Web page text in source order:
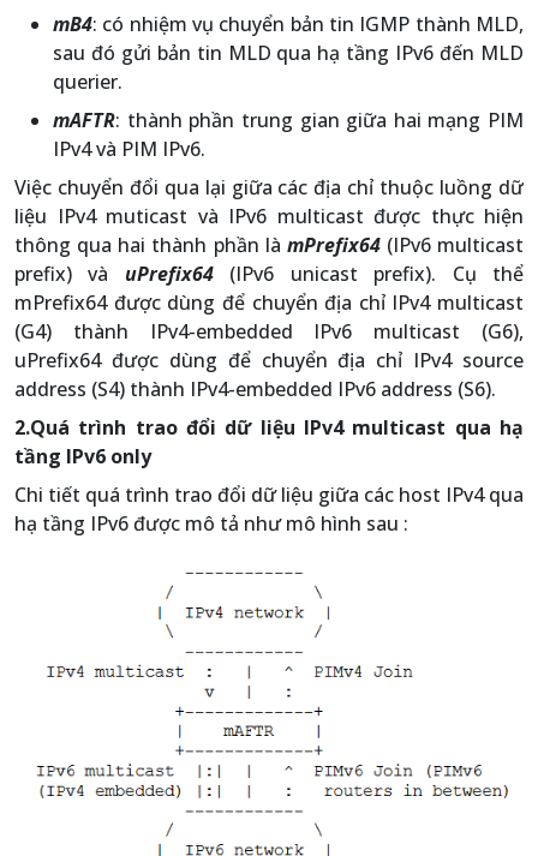
mB4: có nhiệm vụ chuyển bản tin IGMP thành MLD,
sau đó gửi bản tin MLD qua hạ tầng IPv6 đến MLD
querier.
mAFTR: thành phần trung gian giữa hai mạng PIM
IPv4 và PIM IPv6.
Việc chuyển đổi qua lại giữa các địa chỉ thuộc luồng dữ
liệu IPv4 muticast và IPv6 multicast được thực hiện
thông qua hai thành phần là mPrefix64(IPv6 multicast
prefix) và uPrefix64(IPv6 unicast prefix). Cụ thể
mPrefix64 được dùng để chuyển địa chỉ IPv4 multicast
(G4) thành IPv4-embedded IPv6 multicast (G6),
uPrefix64 được dùng để chuyển địa chỉ IPv4 source
address (S4) thành IPv4-embedded IPv6 address (S6).
2.Quá trình trao đổi dữ liệu IPv4 multicast qua hạ
tầng IPv6 only
Chi tiết quá trình trao đổi dữ liệu giữa các host IPv4 qua
hạ tầng IPv6 được mô tả như mô hình sau :